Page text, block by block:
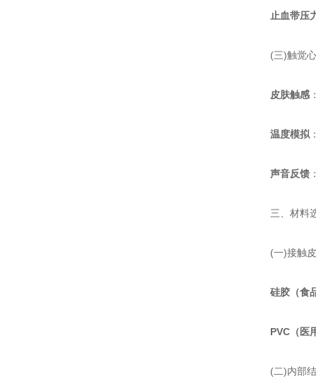
止血带压
(三)触觉心
皮肤触感
温度模拟
声音反馈
三、材料选
(一)接触皮
硅胶（食
PVC（医
(二)内部结